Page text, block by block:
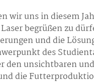
wir uns in diesem
begrüßen zu
und die
des
den unsichtbaren
die